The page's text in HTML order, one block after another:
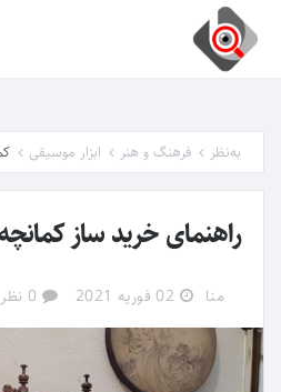
به‌نظر فرهنگ و هنر ابزار موسیقی
راهنمای خرید ساز
منا 02 فوریه 2021 0 نظر